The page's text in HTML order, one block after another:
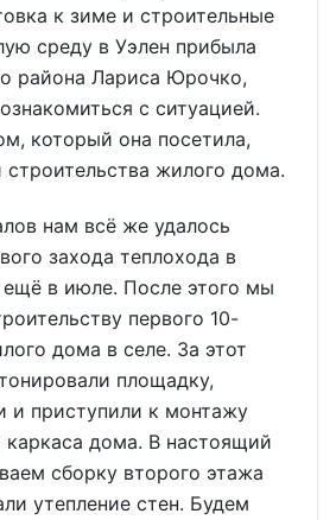
к зиме и строительные
среду в Уэлен прибыла
района Лариса Юрочко,
с ситуацией.
который она посетила,
жилого дома.
нам всё же удалось
захода теплохода в
ещё в июле. После этого мы
первого 10-
дома в селе. За этот
площадку,
и приступили к монтажу
каркаса дома. В настоящий
сборку второго этажа
утепление стен. Будем